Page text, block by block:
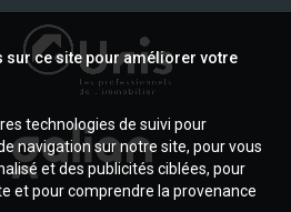
sur ce site pour améliorer votre
technologies de suivi pour
navigation sur notre site, pour vous
et des publicités ciblées, pour
et pour comprendre la provenance